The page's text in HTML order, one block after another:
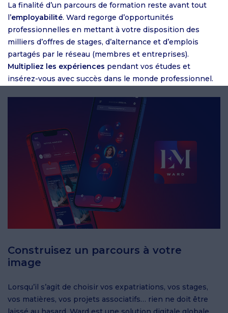
La finalité d’un parcours de formation reste avant tout
l’employabilité. Ward regorge d’opportunités
professionnelles en mettant à votre disposition des
milliers d’offres de stages, d’alternance et d’emplois
partagés par le réseau (membres et entreprises).
Multipliez les expériences pendant vos études et
insérez-vous avec succès dans le monde professionnel.
Construisez un parcours à votre
image
Lorsqu’il s’agit de choisir vos expatriations, vos stages,
vos matières, vos projets associatifs… rien ne doit être